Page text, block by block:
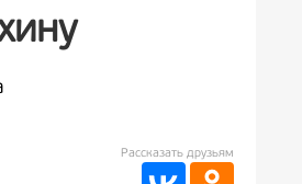
Рассказать друзьям